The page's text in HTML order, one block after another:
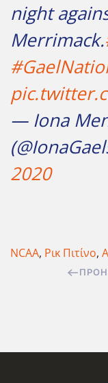
night
Merrimack.
— Iona
2020
NCAA, Ρικ Πιτίνο,